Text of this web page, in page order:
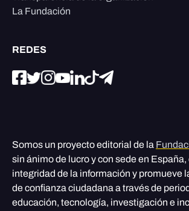
La Fundación
REDES
Somos un proyecto editorial de la
sin ánimo de lucro y con sede en
integridad de la información y promueve
de confianza ciudadana a través de
educación, tecnología, investigación e